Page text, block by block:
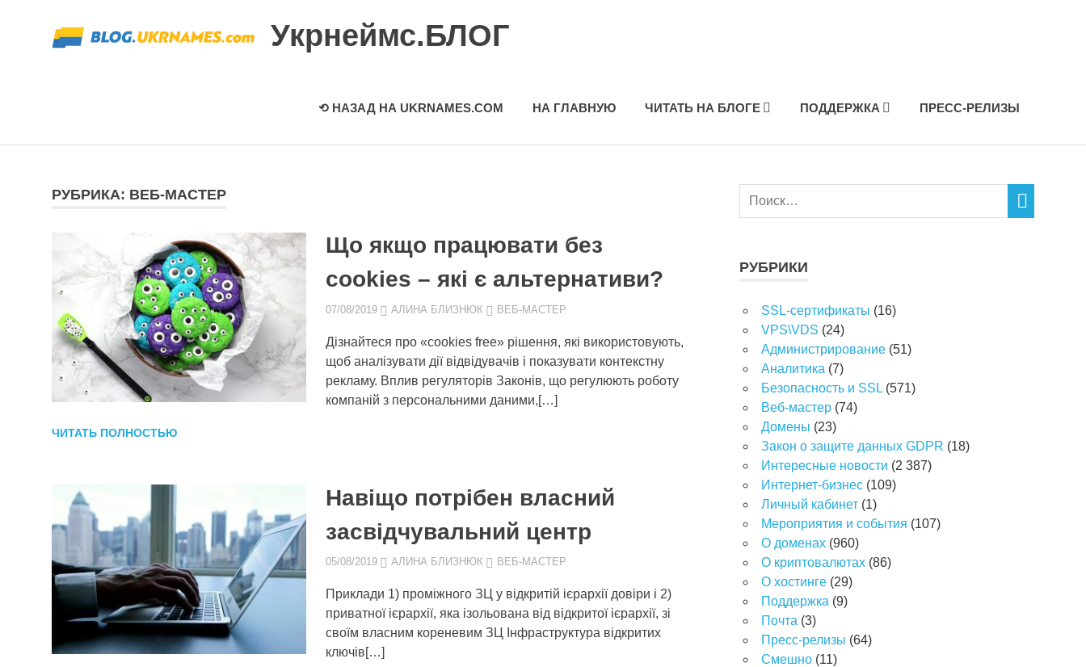
содержимому
Укрнеймс.БЛОГ
⟲ НАЗАД НА UKRNAMES.COM НА ГЛАВНУЮ ЧИТАТЬ НА БЛОГЕ ПОДДЕРЖКА ПРЕСС-РЕЛИЗЫ
РУБРИКА: ВЕБ-МАСТЕР
Що якщо працювати без
cookies – які є альтернативи?
07/08/2019 АЛИНА БЛИЗНЮК ВЕБ-МАСТЕР
Дізнайтеся про «cookies free» рішення, які використовують,
щоб аналізувати дії відвідувачів і показувати контекстну
рекламу. Вплив регуляторів Законів, що регулюють роботу
компаній з персональними даними,[…]
ЧИТАТЬ ПОЛНОСТЬЮ
Навіщо потрібен власний
засвідчувальний центр
05/08/2019 АЛИНА БЛИЗНЮК ВЕБ-МАСТЕР
Приклади 1) проміжного ЗЦ у відкритій ієрархії довіри і 2)
приватної ієрархії, яка ізольована від відкритої ієрархії, зі
своїм власним кореневим ЗЦ Інфраструктура відкритих
ключів[…]
РУБРИКИ
SSL-сертификаты (16)
VPS\VDS (24)
Администрирование (51)
Аналитика (7)
Безопасность и SSL (571)
Веб-мастер (74)
Домены (23)
Закон о защите данных GDPR (18)
Интересные новости (2 387)
Интернет-бизнес (109)
Личный кабинет (1)
Мероприятия и события (107)
О доменах (960)
О криптовалютах (86)
О хостинге (29)
Поддержка (9)
Почта (3)
Пресс-релизы (64)
Смешно (11)